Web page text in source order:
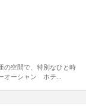
の空間で、特別なひと時
オーシャン ホテ...